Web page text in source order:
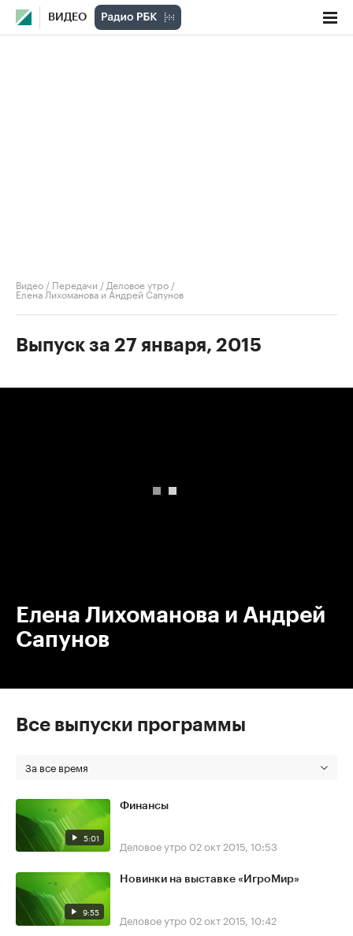
ВИДЕО
Видео / Передачи / Деловое утро /
Елена Лихоманова и Андрей Сапунов
Выпуск за 27 января, 2015
Елена Лихоманова и Андрей
Сапунов
Все выпуски программы
За все время
5:01
Финансы
Деловое утро 02 окт 2015, 10:53
9:55
Новинки на выставке «ИгроМир»
Деловое утро 02 окт 2015, 10:42